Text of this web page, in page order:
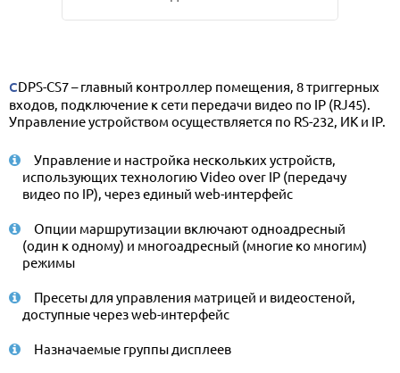
CDPS-CS7 – главный контроллер помещения, 8 триггерных
входов, подключение к сети передачи видео по IP (RJ45).
Управление устройством осуществляется по RS-232, ИК и IP.
Управление и настройка нескольких устройств,
использующих технологию Video over IP (передачу
видео по IP), через единый web-интерфейс
Опции маршрутизации включают одноадресный
(один к одному) и многоадресный (многие ко многим)
режимы
Пресеты для управления матрицей и видеостеной,
доступные через web-интерфейс
Назначаемые группы дисплеев